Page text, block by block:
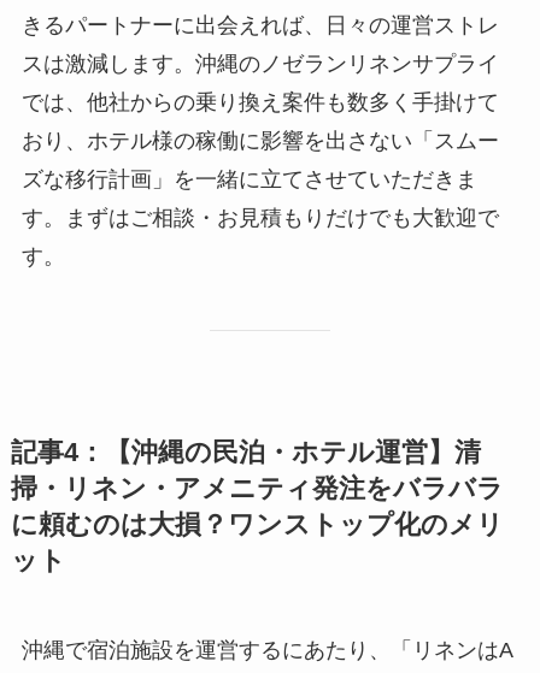
きるパートナーに出会えれば、日々の運営ストレ
スは激減します。沖縄のノゼランリネンサプライ
では、他社からの乗り換え案件も数多く手掛けて
おり、ホテル様の稼働に影響を出さない「スムー
ズな移行計画」を一緒に立てさせていただきま
す。まずはご相談・お見積もりだけでも大歓迎で
す。
記事4：【沖縄の民泊・ホテル運営】清
掃・リネン・アメニティ発注をバラバラ
に頼むのは大損？ワンストップ化のメリ
ット
沖縄で宿泊施設を運営するにあたり、「リネンはA